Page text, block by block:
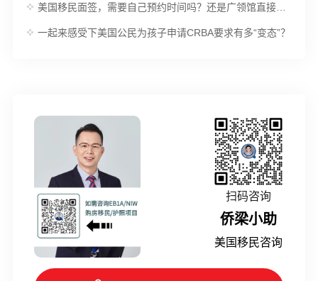
美国移民面签，需要自己预约时间吗？还是广领馆直接安排的？
一起来感受下美国公民为孩子申请CRBA要求有多“变态”？
扫码咨询
侨梁小助
美国移民咨询